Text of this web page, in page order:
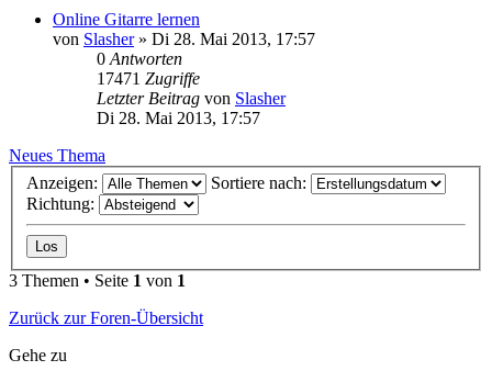
Online Gitarre lernen
von Slasher» Di 28. Mai 2013, 17:57
0 Antworten
17471 Zugriffe
Letzter Beitrag von Slasher
Di 28. Mai 2013, 17:57
Neues Thema
Anzeigen:
Sortiere nach:
Richtung:
3 Themen • Seite 1 von 1
Zurück zur Foren-Übersicht
Gehe zu